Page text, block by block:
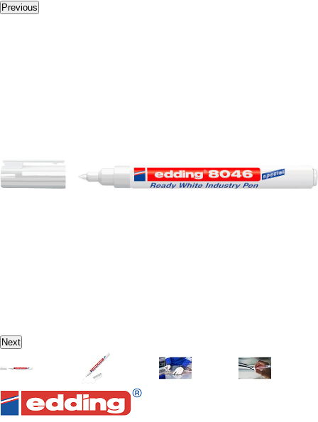
Previous
Next